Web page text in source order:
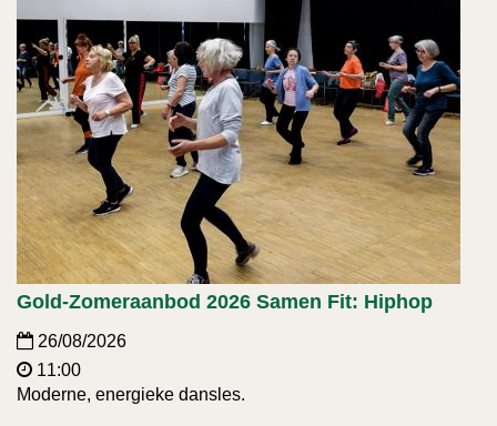
Gold-Zomeraanbod 2026 Samen Fit: Hiphop
26/08/2026
11:00
Moderne, energieke dansles.